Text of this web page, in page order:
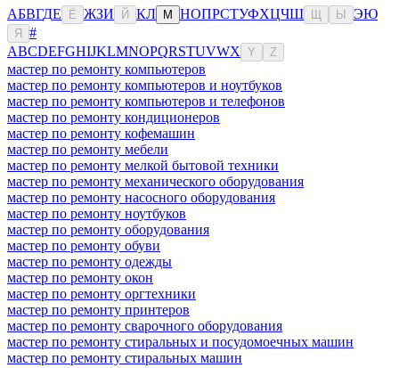
АБВГДЕ Ё ЖЗИ Й КЛ М НОПРСТУФХЦЧШ Ы ЭЮ
Я
#
ABCDEFGHIJKLMNOPQRSTUVWX Y Z
мастер по ремонту компьютеров
мастер по ремонту компьютеров и ноутбуков
мастер по ремонту компьютеров и телефонов
мастер по ремонту кондиционеров
мастер по ремонту кофемашин
мастер по ремонту мебели
мастер по ремонту мелкой бытовой техники
мастер по ремонту механического оборудования
мастер по ремонту насосного оборудования
мастер по ремонту ноутбуков
мастер по ремонту оборудования
мастер по ремонту обуви
мастер по ремонту одежды
мастер по ремонту окон
мастер по ремонту оргтехники
мастер по ремонту принтеров
мастер по ремонту сварочного оборудования
мастер по ремонту стиральных и посудомоечных машин
мастер по ремонту стиральных машин